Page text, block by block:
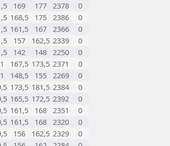
169 177 2378
0
168,5 175 2386
0
161,5 167 2366
0
157 162,5 2339
0
142 148 2250
0
167,5 173,5 2371
0
148,5 155 2269
0
173,5 181,5 2384
0
165,5 172,5 2392
0
161,5 168 2351
0
161,5 168 2320
0
156 162,5 2329
0